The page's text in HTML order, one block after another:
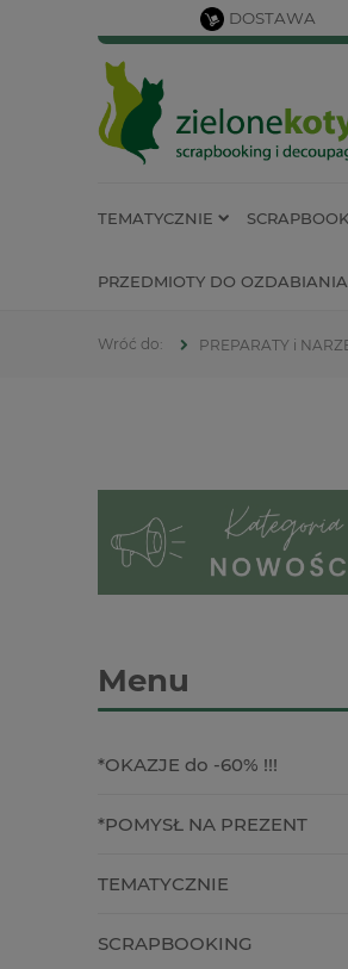
DOSTAWA
TEMATYCZNIE
PRZEDMIOTY DO OZDABIANIA
PREPARATY i
Menu
*OKAZJE do -60% !!!
*POMYSŁ NA PREZENT
TEMATYCZNIE
SCRAPBOOKING